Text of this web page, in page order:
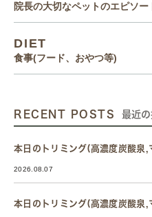
院長の大切なペットのエピソー
DIET
食事(フード、おやつ等)
RECENT POSTS 最近の
本日のトリミング(高濃度炭酸泉,
2026.08.07
本日のトリミング(高濃度炭酸泉,